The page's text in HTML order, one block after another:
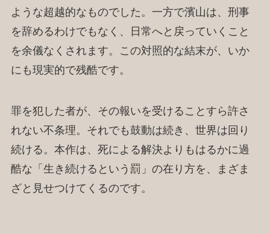
ような超越的なものでした。一方で濱山は、刑事
を辞めるわけでもなく、日常へと戻っていくこと
を余儀なくされます。この対照的な結末が、いか
にも現実的で残酷です。
罪を犯した者が、その報いを受けることすら許さ
れない不条理。それでも鼓動は続き、世界は回り
続ける。本作は、死による解決よりもはるかに過
酷な「生き続けるという罰」の在り方を、まざま
ざと見せつけてくるのです。